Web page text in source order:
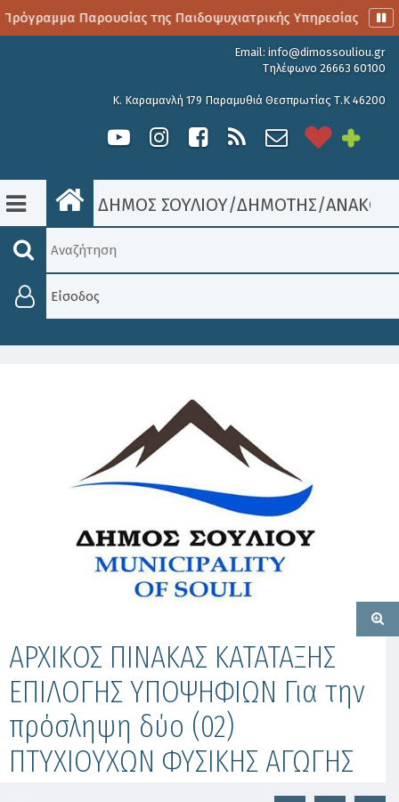
Παρουσίας της Παιδοψυχιατρικής Υπηρεσίας
Email: info@dimossouliou.gr
Τηλέφωνο 26663 60100
Κ. Καραμανλή 179 Παραμυθιά Θεσπρωτίας Τ.Κ 46200
ΔΗΜΟΣ ΣΟΥΛΙΟΥ/ΔΗΜΟΤΗΣ/
Είσοδος
ΑΡΧΙΚΟΣ ΠΙΝΑΚΑΣ ΚΑΤΑΤΑΞΗΣ
ΕΠΙΛΟΓΗΣ ΥΠΟΨΗΦΙΩΝ Για την
πρόσληψη δύο (02)
ΠΤΥΧΙΟΥΧΩΝ ΦΥΣΙΚΗΣ ΑΓΩΓΗΣ